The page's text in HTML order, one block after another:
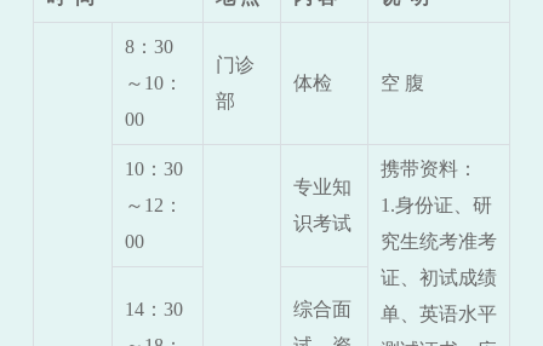
8：30
～10：
00
门诊
部
体检 空 腹
10：30
～12：
00
专业知
识考试
携带资料：
1.身份证、研
究生统考准考
证、初试成绩
单、英语水平
14：30
综合面